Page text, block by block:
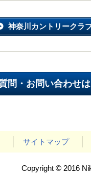
神奈川カントリークラ
サイトマップ
Copyright © 2016